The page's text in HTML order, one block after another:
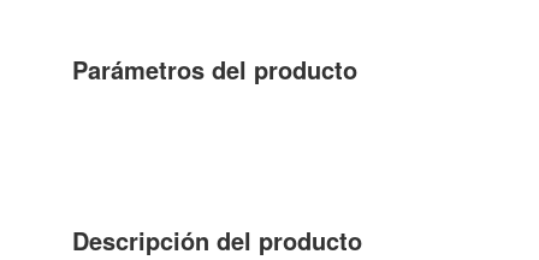
Parámetros del producto
Descripción del producto